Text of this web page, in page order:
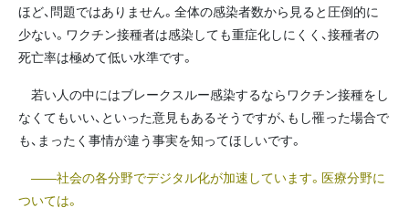
ほど、問題ではありません。全体の感染者数から見ると圧倒的に
少ない。ワクチン接種者は感染しても重症化しにくく、接種者の
死亡率は極めて低い水準です。
若い人の中にはブレークスルー感染するならワクチン接種をし
なくてもいい、といった意見もあるそうですが、もし罹った場合で
も、まったく事情が違う事実を知ってほしいです。
――社会の各分野でデジタル化が加速しています。医療分野に
ついては。